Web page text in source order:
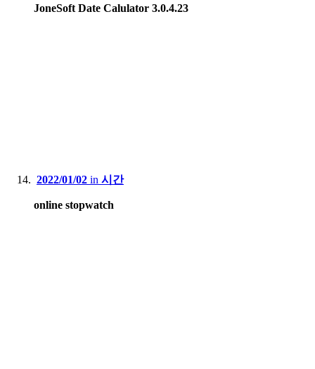
JoneSoft Date Calulator 3.0.4.23
2022/01/02 in 시간
online stopwatch